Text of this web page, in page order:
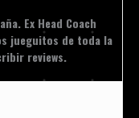
Ex Head Coach
jueguitos de toda la
reviews.